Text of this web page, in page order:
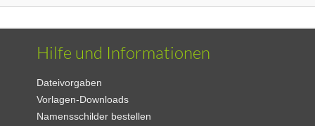
Hilfe und Informationen
Dateivorgaben
Vorlagen-Downloads
Namensschilder bestellen